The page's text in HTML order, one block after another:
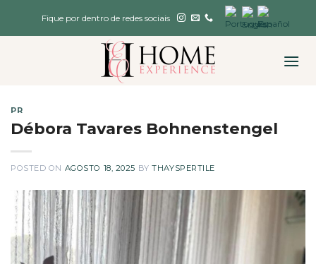
Fique por dentro de redes sociais
PR
Débora Tavares Bohnenstengel
POSTED ON AGOSTO 18, 2025 BYTHAYSPERTILE